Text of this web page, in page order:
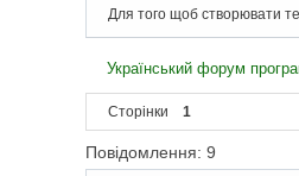
Для того щоб створювати
Український форум
Сторінки 1
Повідомлення: 9